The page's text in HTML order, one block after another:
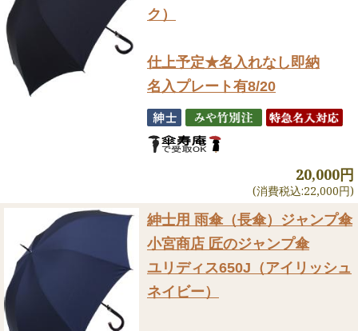
ク）
仕上予定★名入れなし即納
名入プレート有8/20
20,000円
(消費税込:22,000円)
紳士用 雨傘（長傘）ジャンプ傘
小宮商店 匠のジャンプ傘
ユリディス650J（アイリッシュ
ネイビー）